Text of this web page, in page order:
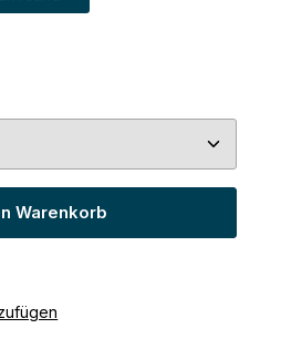
den gewünschten Wert
Warenkorb